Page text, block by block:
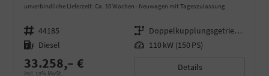
unverbindliche Lieferzeit: Ca. 10 Wochen Neuwagen mit Tageszulassung
Fahrzeugnr. 44185 Getriebe
Doppelkupplungsgetriebe (DSG)
Kraftstoff Diesel Leistung 110 kW (150 PS)
33.258,– €
incl. 19% MwSt.
Details